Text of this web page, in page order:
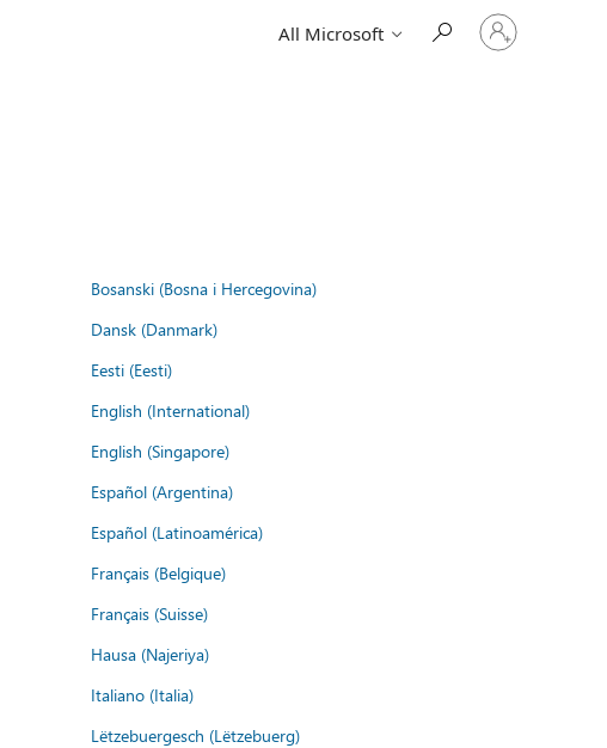
All Microsoft
Sign
in
Bosanski (Bosna i Hercegovina)
Dansk (Danmark)
Eesti (Eesti)
English (International)
English (Singapore)
Español (Argentina)
Español (Latinoamérica)
Français (Belgique)
Français (Suisse)
Hausa (Najeriya)
Italiano (Italia)
Lëtzebuergesch (Lëtzebuerg)